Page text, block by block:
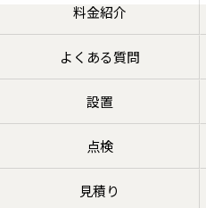
料金紹介
よくある質問
設置
点検
見積り